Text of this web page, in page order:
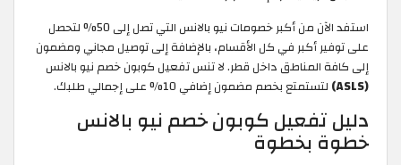
استفد الآن من أكبر خصومات نيو بالانس التي تصل إلى 50% لتحصل
على توفير أكبر في كل الأقسام، بالإضافة إلى توصيل مجاني ومضمون
إلى كافة المناطق داخل قطر. لا تنس تفعيل كوبون خصم نيو بالانس
(ASLS)
لتستمتع بخصم مضمون إضافي 10% على إجمالي طلبك.
دليل تفعيل كوبون خصم نيو بالانس
خطوة بخطوة